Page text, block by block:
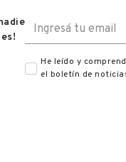
He leído y
el boletín de